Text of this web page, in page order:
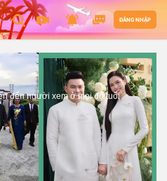
ĐĂNG NHẬP
đến người xem ở mọi độ tuổi